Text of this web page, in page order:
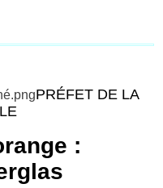
PRÉFET DE LA
: